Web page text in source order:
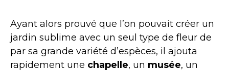
Ayant alors prouvé que l’on pouvait créer un
jardin sublime avec un seul type de fleur de
par sa grande variété d’espèces, il ajouta
rapidement une chapelle, un musée, un